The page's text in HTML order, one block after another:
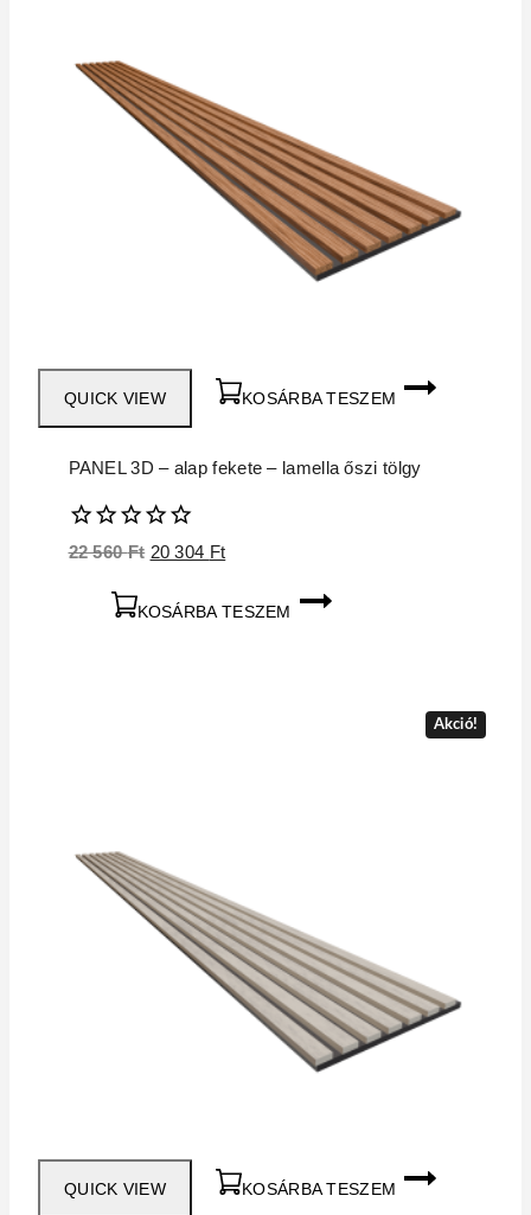
QUICK VIEW KOSÁRBA TESZEM
PANEL 3D – alap fekete – lamella őszi tölgy
0
22 560Ft Original
was:
20 304 FtCurrent
KOSÁRBA TESZEM
Akció!
QUICK VIEW KOSÁRBA TESZEM